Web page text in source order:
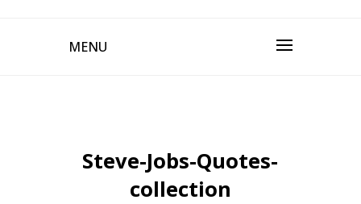
MENU
Steve-Jobs-Quotes-
collection